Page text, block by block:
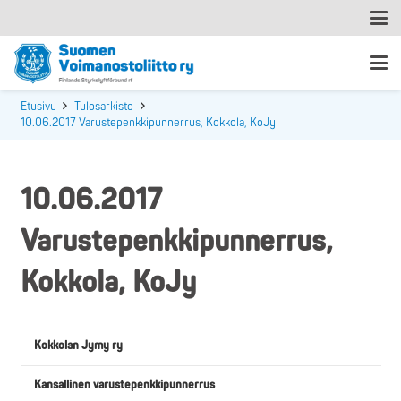
Etusivu
Tulosarkisto
10.06.2017 Varustepenkkipunnerrus, Kokkola, KoJy
10.06.2017
Varustepenkkipunnerrus,
Kokkola, KoJy
Kokkolan Jymy ry
Kansallinen varustepenkkipunnerrus